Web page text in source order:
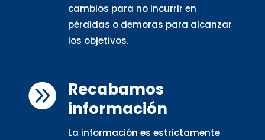
cambios para no incurrir en
pérdidas o demoras para alcanzar
los objetivos.

Recabamos
información
La información es estrictamente